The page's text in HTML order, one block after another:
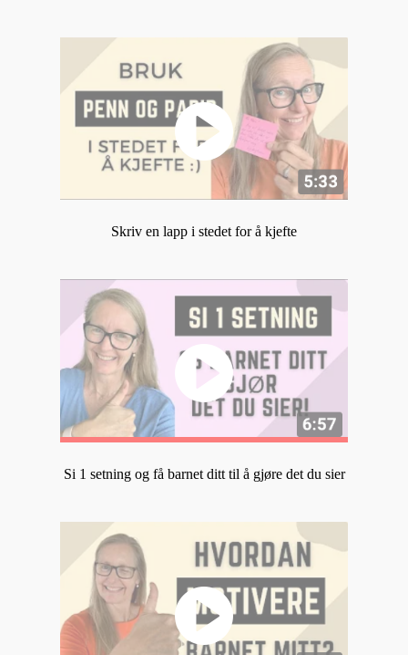
Skriv en lapp i stedet for å kjefte
Si 1 setning og få barnet ditt til å gjøre det du sier